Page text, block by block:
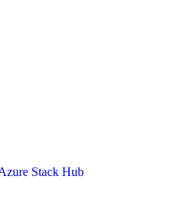
Stack Hub